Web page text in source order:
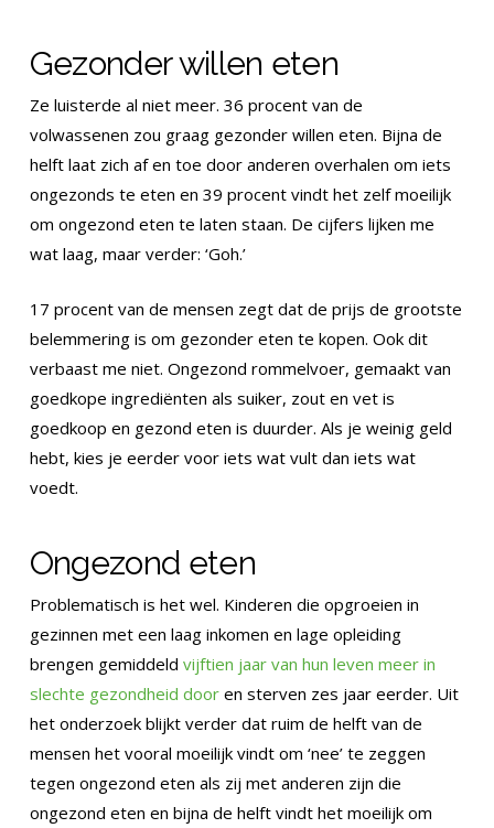
Gezonder willen eten
Ze luisterde al niet meer. 36 procent van de
volwassenen zou graag gezonder willen eten. Bijna de
helft laat zich af en toe door anderen overhalen om iets
ongezonds te eten en 39 procent vindt het zelf moeilijk
om ongezond eten te laten staan. De cijfers lijken me
wat laag, maar verder: ‘Goh.’
17 procent van de mensen zegt dat de prijs de grootste
belemmering is om gezonder eten te kopen. Ook dit
verbaast me niet. Ongezond rommelvoer, gemaakt van
goedkope ingrediënten als suiker, zout en vet is
goedkoop en gezond eten is duurder. Als je weinig geld
hebt, kies je eerder voor iets wat vult dan iets wat
voedt.
Ongezond eten
Problematisch is het wel. Kinderen die opgroeien in
gezinnen met een laag inkomen en lage opleiding
brengen gemiddeld vijftien jaar van hun leven meer in
slechte gezondheid dooren sterven zes jaar eerder. Uit
het onderzoek blijkt verder dat ruim de helft van de
mensen het vooral moeilijk vindt om ‘nee’ te zeggen
tegen ongezond eten als zij met anderen zijn die
ongezond eten en bijna de helft vindt het moeilijk om